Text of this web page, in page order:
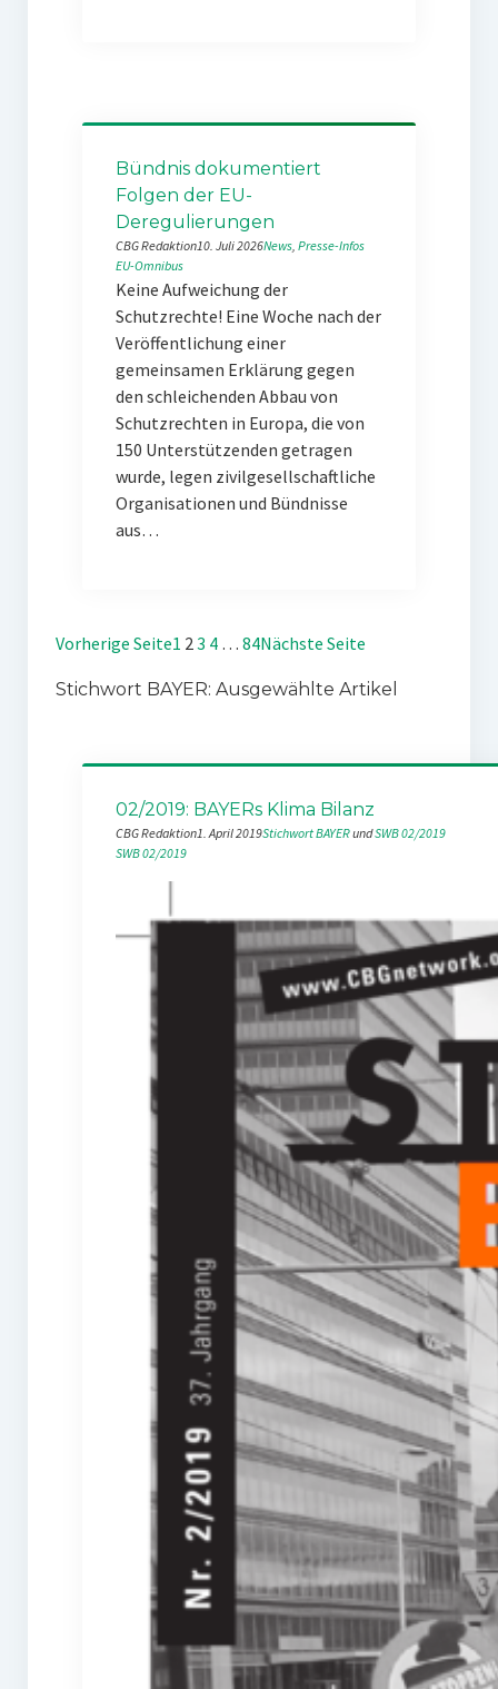
Bündnis dokumentiert
Folgen der EU-
Deregulierungen
CBG Redaktion10. Juli 2026News, Presse-Infos
EU-Omnibus
Keine Aufweichung der
Schutzrechte! Eine Woche nach der
Veröffentlichung einer
gemeinsamen Erklärung gegen
den schleichenden Abbau von
Schutzrechten in Europa, die von
150 Unterstützenden getragen
wurde, legen zivilgesellschaftliche
Organisationen und Bündnisse
aus…
Vorherige Seite1 23 4 … 84Nächste Seite
Stichwort BAYER: Ausgewählte Artikel
02/2019: BAYERs Klima Bilanz
CBG Redaktion1. April 2019Stichwort BAYER und SWB 02/2019
SWB 02/2019